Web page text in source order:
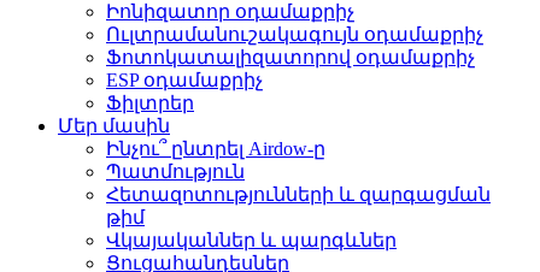
Իոնիզատոր օդամաքրիչ
Ուլտրամանուշակագույն օդամաքրիչ
Ֆոտոկատալիզատորով օդամաքրիչ
ESP օդամաքրիչ
Ֆիլտրեր
Մեր մասին
Ինչու՞ ընտրել Airdow-ը
Պատմություն
Հետազոտությունների և զարգացման
թիմ
Վկայականներ և պարգևներ
Ցուցահանդեսներ